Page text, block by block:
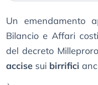
Un emendamento
Bilancio e Affari
del decreto
accise sui birrifici